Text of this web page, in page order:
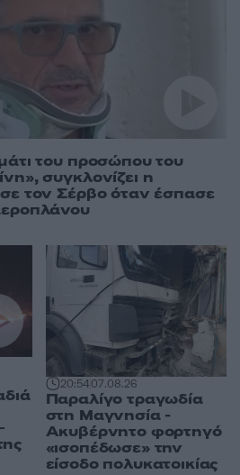
του προσώπου του
συγκλονίζει η
τον Σέρβο όταν έσπασε
20:5407.08.26
Παραλίγο τραγωδία
στη Μαγνησία -
Ακυβέρνητο φορτηγό
«ισοπέδωσε» την
είσοδο πολυκατοικίας